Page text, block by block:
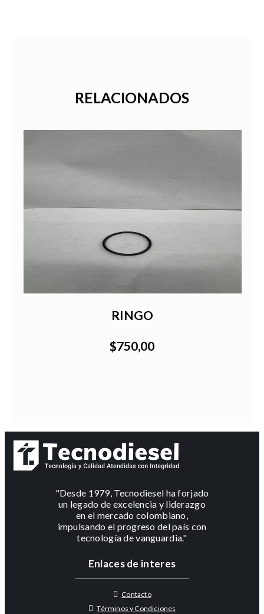
RELACIONADOS
RINGO
$750,00
"Desde 1979, Tecnodiesel ha forjado
un legado de excelencia y liderazgo
en el mercado colombiano,
impulsando el progreso del país con
tecnología de vanguardia."
Enlaces de interes
Contacto
Términos y Condiciones